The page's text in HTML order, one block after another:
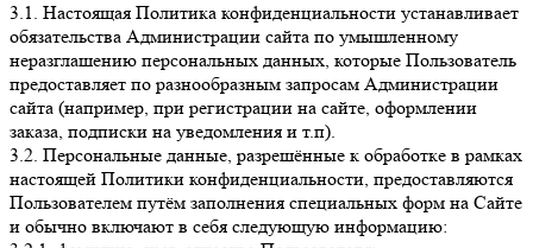
3.1. Настоящая Политика конфиденциальности устанавливает
обязательства Администрации сайта по умышленному
неразглашению персональных данных, которые Пользователь
предоставляет по разнообразным запросам Администрации
сайта (например, при регистрации на сайте, оформлении
заказа, подписки на уведомления и т.п).
3.2. Персональные данные, разрешённые к обработке в рамках
настоящей Политики конфиденциальности, предоставляются
Пользователем путём заполнения специальных форм на Сайте
и обычно включают в себя следующую информацию: